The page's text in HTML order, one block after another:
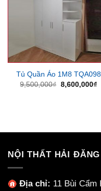
Tủ Quần Áo 1M8 TQA098
9,500,000₫ Giá
8,600,000₫
NỘI THẤT HẢI ĐĂNG
Địa chỉ: 11 Bùi Cẩm